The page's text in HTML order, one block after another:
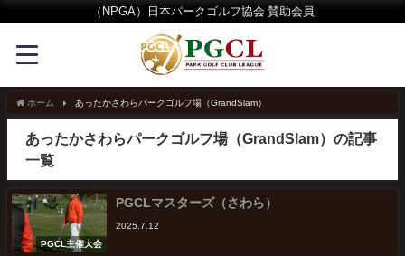
（NPGA）日本パークゴルフ協会 賛助会員
ホーム あったかさわらパークゴルフ場（GrandSlam）
あったかさわらパークゴルフ場（GrandSlam）の記事
一覧
PGCL主催大会
PGCLマスターズ（さわら）
2025.7.12